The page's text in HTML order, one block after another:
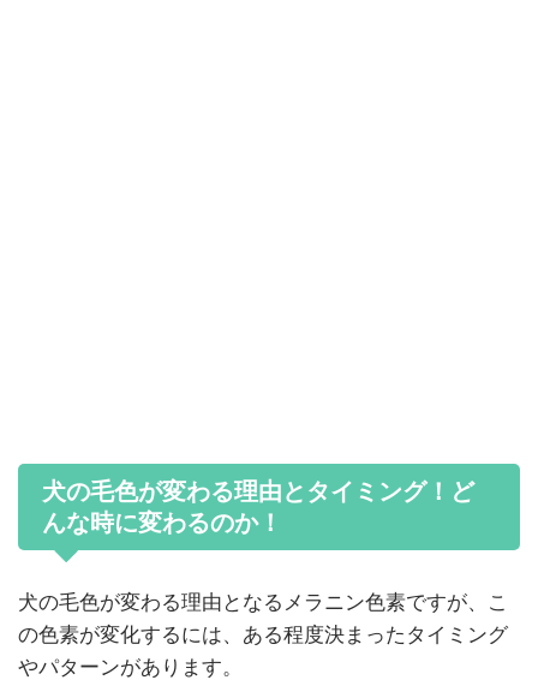
犬の毛色が変わる理由とタイミング！ど
んな時に変わるのか！
犬の毛色が変わる理由となるメラニン色素ですが、こ
の色素が変化するには、ある程度決まったタイミング
やパターンがあります。